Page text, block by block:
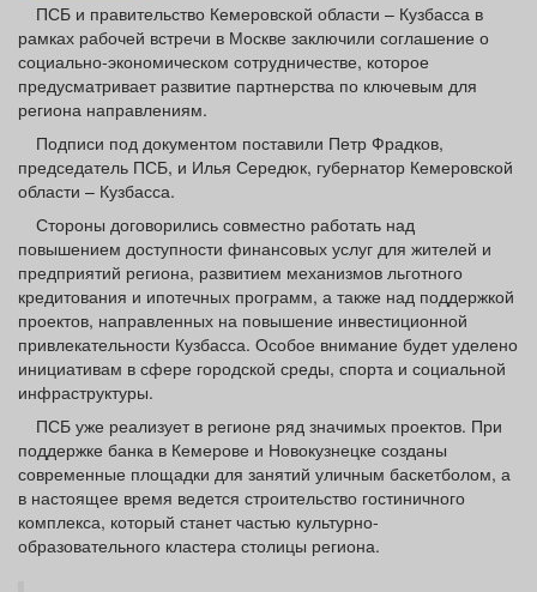
Товары Поздравления
ТВ программа Я - пенсионер
ПСБ и правительство Кемеровской области – Кузбасса в
рамках рабочей встречи в Москве заключили соглашение о
социально-экономическом сотрудничестве, которое
предусматривает развитие партнерства по ключевым для
региона направлениям.
Подписи под документом поставили Петр Фрадков,
председатель ПСБ, и Илья Середюк, губернатор Кемеровской
области – Кузбасса.
Стороны договорились совместно работать над
повышением доступности финансовых услуг для жителей и
предприятий региона, развитием механизмов льготного
кредитования и ипотечных программ, а также над поддержкой
проектов, направленных на повышение инвестиционной
привлекательности Кузбасса. Особое внимание будет уделено
инициативам в сфере городской среды, спорта и социальной
инфраструктуры.
ПСБ уже реализует в регионе ряд значимых проектов. При
поддержке банка в Кемерове и Новокузнецке созданы
современные площадки для занятий уличным баскетболом, а
в настоящее время ведется строительство гостиничного
комплекса, который станет частью культурно-
образовательного кластера столицы региона.